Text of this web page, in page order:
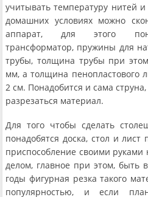
учитывать температуру нитей
домашних условиях можно
аппарат, для этого
трансформатор, пружины для
трубы, толщина трубы при
мм, а толщина пенопластового
2 см. Понадобится и сама
разрезаться материал.
Для того чтобы сделать
понадобятся доска, стол и лист
приспособление своими руками
делом, главное при этом, быть
годы фигурная резка такого
популярностью, и если